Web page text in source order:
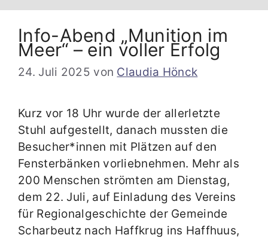
Info-Abend „Munition im
Meer“ – ein voller Erfolg
24. Juli 2025 von Claudia Hönck
Kurz vor 18 Uhr wurde der allerletzte
Stuhl aufgestellt, danach mussten die
Besucher*innen mit Plätzen auf den
Fensterbänken vorliebnehmen. Mehr als
200 Menschen strömten am Dienstag,
dem 22. Juli, auf Einladung des Vereins
für Regionalgeschichte der Gemeinde
Scharbeutz nach Haffkrug ins Haffhuus,